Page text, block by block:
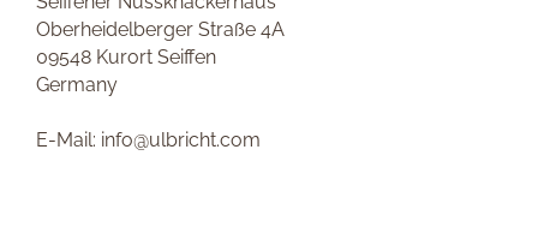
Oberheidelberger Straße 4A
09548 Kurort Seiffen
Germany
E-Mail: info@ulbricht.com